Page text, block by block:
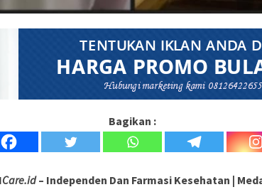
Bagikan :
Care.id– Independen Dan Farmasi Kesehatan |